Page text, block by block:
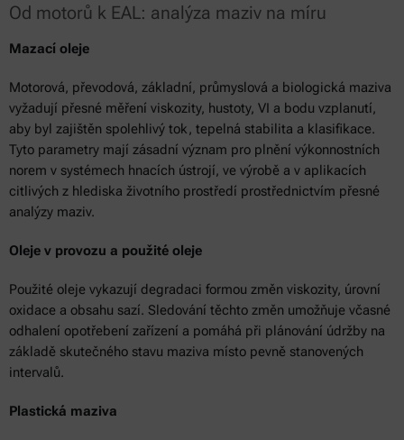
Od motorů k EAL: analýza maziv na míru
Mazací oleje
Motorová, převodová, základní, průmyslová a biologická maziva
vyžadují přesné měření viskozity, hustoty, VI a bodu vzplanutí,
aby byl zajištěn spolehlivý tok, tepelná stabilita a klasifikace.
Tyto parametry mají zásadní význam pro plnění výkonnostních
norem v systémech hnacích ústrojí, ve výrobě a v aplikacích
citlivých z hlediska životního prostředí prostřednictvím přesné
analýzy maziv.
Oleje v provozu a použité oleje
Použité oleje vykazují degradaci formou změn viskozity, úrovní
oxidace a obsahu sazí. Sledování těchto změn umožňuje včasné
odhalení opotřebení zařízení a pomáhá při plánování údržby na
základě skutečného stavu maziva místo pevně stanovených
intervalů.
Plastická maziva